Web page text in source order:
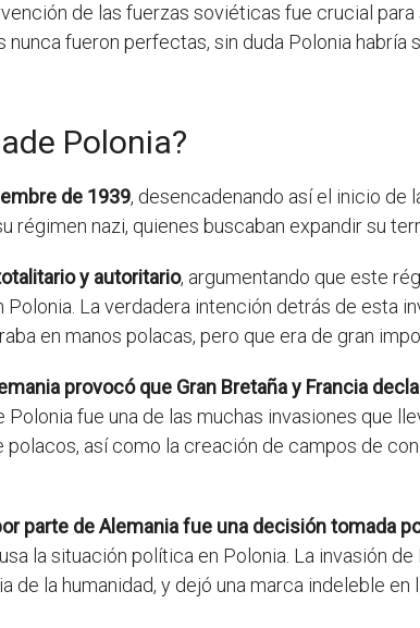
de las fuerzas soviéticas fue crucial para
fueron perfectas, sin duda Polonia habría
Polonia?
de 1939, desencadenando así el inicio de
régimen nazi, quienes buscaban expandir su
y autoritario, argumentando que este
Polonia. La verdadera intención detrás de esta
en manos polacas, pero que era de gran
provocó que Gran Bretaña y Francia
Polonia fue una de las muchas invasiones que
polacos, así como la creación de campos de
parte de Alemania fue una decisión tomada
la situación política en Polonia. La invasión
la humanidad, y dejó una marca indeleble en